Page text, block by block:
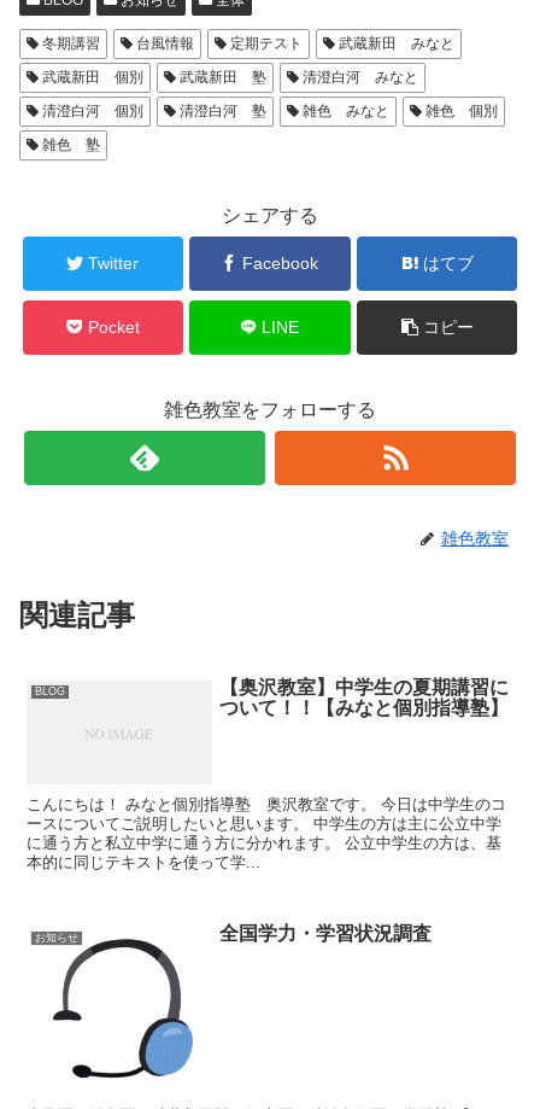
冬期講習 台風情報 定期テスト
武蔵新田 みなと
武蔵新田 個別
武蔵新田 塾
清澄白河 みなと
清澄白河 個別
清澄白河 塾 雑色 みなと
雑色 個別
雑色 塾
シェアする
Twitter Facebook はてブ
Pocket LINE コピー
雑色教室をフォローする
雑色教室
関連記事
BLOG
【奥沢教室】中学生の夏期講習に
ついて！！【みなと個別指導塾】
こんにちは！ みなと個別指導塾 奥沢教室です。 今日は中学生のコ
ースについてご説明したいと思います。 中学生の方は主に公立中学
に通う方と私立中学に通う方に分かれます。 公立中学生の方は、基
本的に同じテキストを使って学...
お知らせ 全国学力・学習状況調査